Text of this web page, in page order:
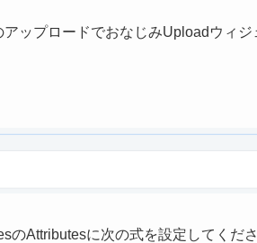
ップロードでおなじみUploadウィジ
のAttributesに次の式を設定してくだ